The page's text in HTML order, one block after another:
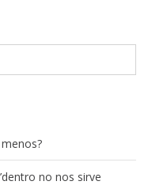
no nos sirve